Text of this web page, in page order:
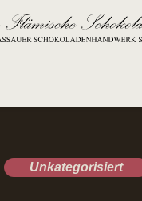
Unkategorisiert